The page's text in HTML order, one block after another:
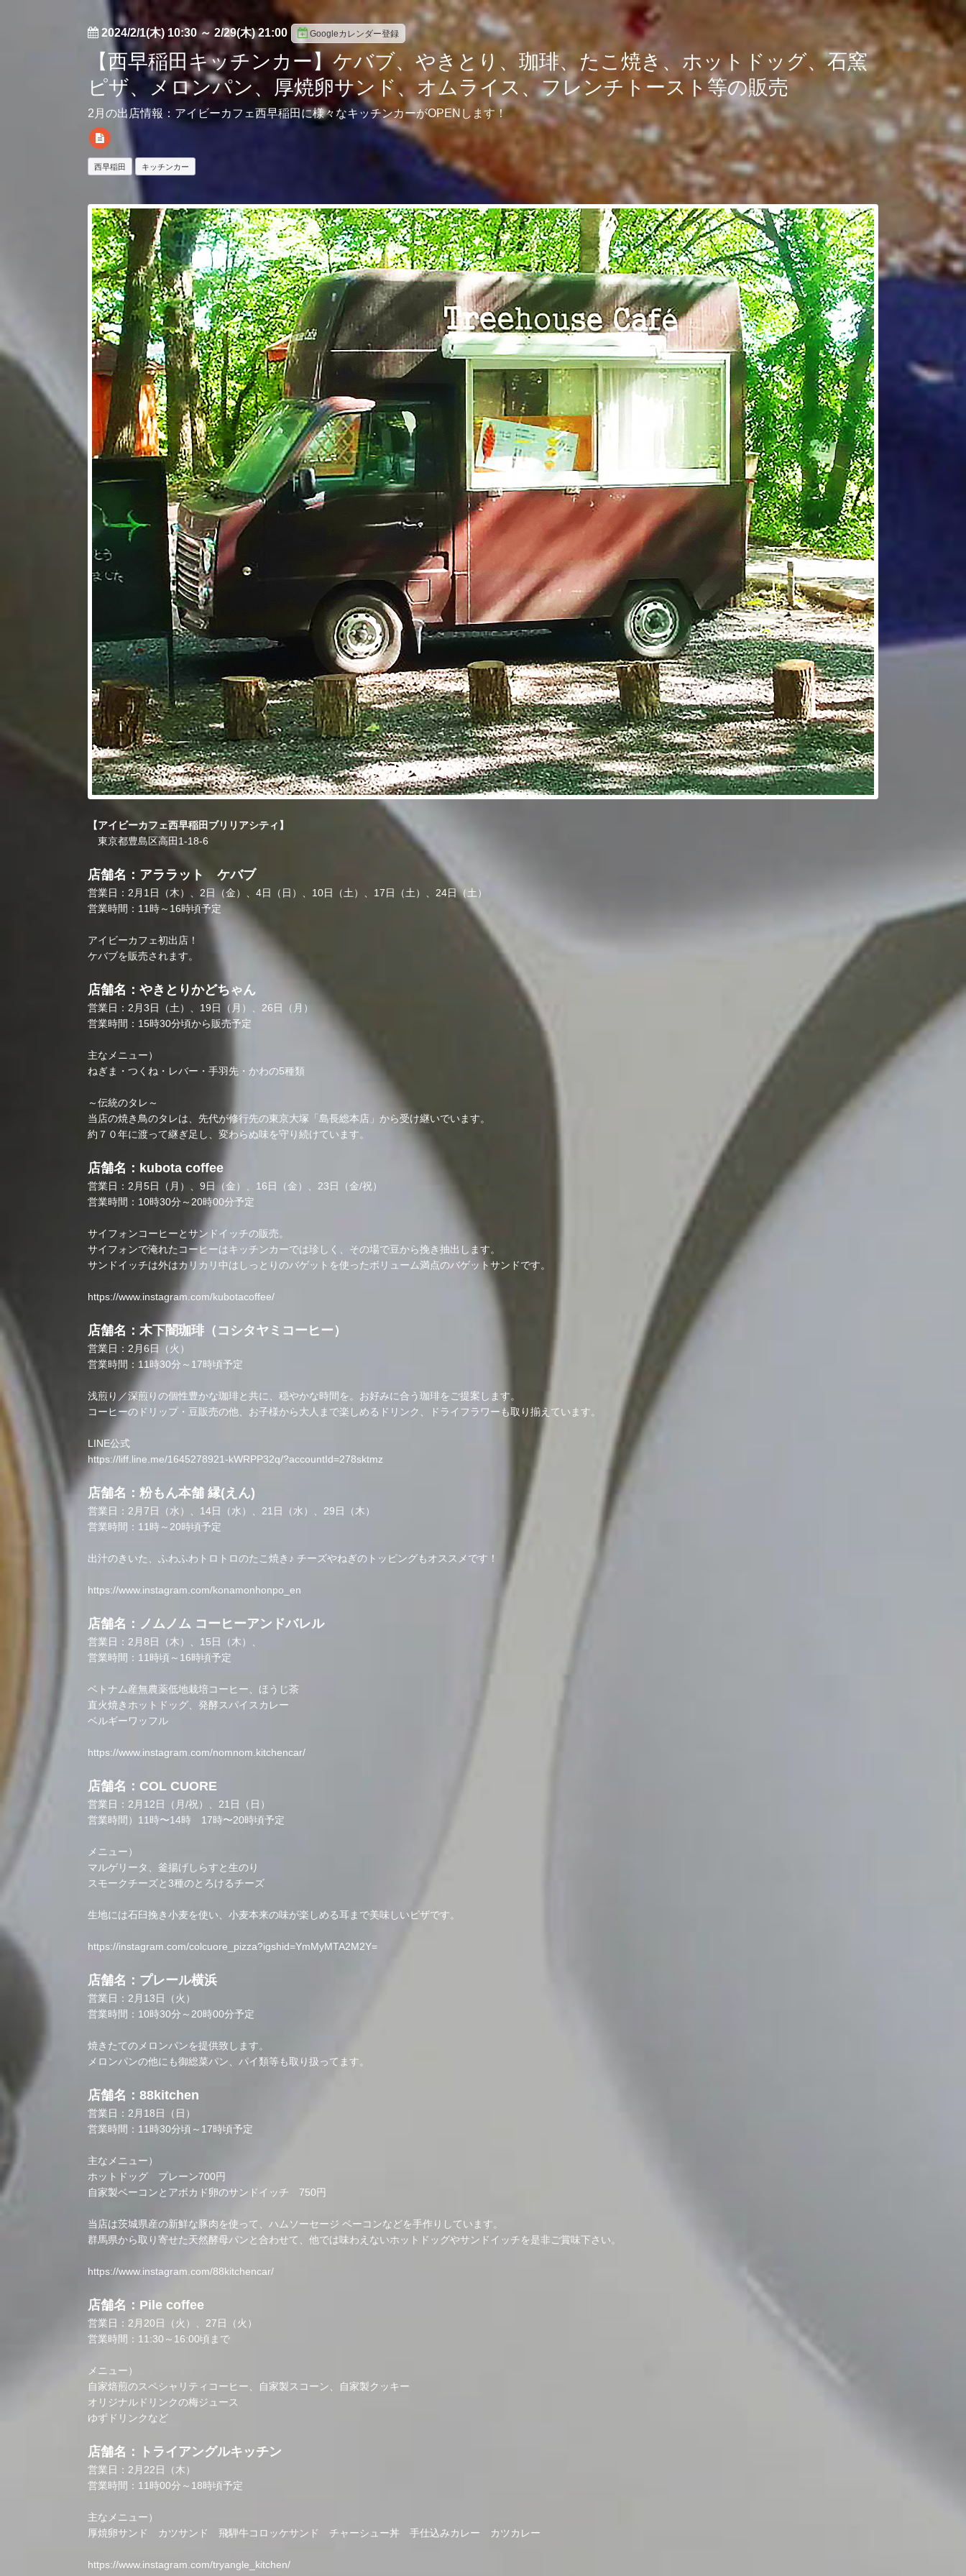
2024/2/1(木) 10:30～ 2/29(木) 21:00 Googleカレンダー登録
【西早稲田キッチンカー】ケバブ、やきとり、珈琲、たこ焼き、ホットドッグ、石窯
ピザ、メロンパン、厚焼卵サンド、オムライス、フレンチトースト等の販売
2月の出店情報：アイビーカフェ西早稲田に様々なキッチンカーがOPENします！
西早稲田 キッチンカー
【アイビーカフェ西早稲田ブリリアシティ】
東京都豊島区高田1-18-6
店舗名：アララット ケバブ
営業日：2月1日（木）、2日（金）、4日（日）、10日（土）、17日（土）、24日（土）
営業時間：11時～16時頃予定
アイビーカフェ初出店！
ケバブを販売されます。
店舗名：やきとりかどちゃん
営業日：2月3日（土）、19日（月）、26日（月）
営業時間：15時30分頃から販売予定
主なメニュー）
ねぎま・つくね・レバー・手羽先・かわの5種類
～伝統のタレ～
当店の焼き鳥のタレは、先代が修行先の東京大塚「島長総本店」から受け継いでいます。
約７０年に渡って継ぎ足し、変わらぬ味を守り続けています。
店舗名：kubota coffee
営業日：2月5日（月）、9日（金）、16日（金）、23日（金/祝）
営業時間：10時30分～20時00分予定
サイフォンコーヒーとサンドイッチの販売。
サイフォンで淹れたコーヒーはキッチンカーでは珍しく、その場で豆から挽き抽出します。
サンドイッチは外はカリカリ中はしっとりのバゲットを使ったボリューム満点のバゲットサンドです。
https://www.instagram.com/kubotacoffee/
店舗名：木下闇珈琲（コシタヤミコーヒー）
営業日：2月6日（火）
営業時間：11時30分～17時頃予定
浅煎り／深煎りの個性豊かな珈琲と共に、穏やかな時間を。お好みに合う珈琲をご提案します。
コーヒーのドリップ・豆販売の他、お子様から大人まで楽しめるドリンク、ドライフラワーも取り揃えています。
LINE公式
https://liff.line.me/1645278921-kWRPP32q/?accountId=278sktmz
店舗名：粉もん本舗 縁(えん)
営業日：2月7日（水）、14日（水）、21日（水）、29日（木）
営業時間：11時～20時頃予定
出汁のきいた、ふわふわトロトロのたこ焼き♪ チーズやねぎのトッピングもオススメです！
https://www.instagram.com/konamonhonpo_en
店舗名：ノムノム コーヒーアンドバレル
営業日：2月8日（木）、15日（木）、
営業時間：11時頃～16時頃予定
ベトナム産無農薬低地栽培コーヒー、ほうじ茶
直火焼きホットドッグ、発酵スパイスカレー
ベルギーワッフル
https://www.instagram.com/nomnom.kitchencar/
店舗名：COL CUORE
営業日：2月12日（月/祝）、21日（日）
営業時間）11時〜14時 17時〜20時頃予定
メニュー）
マルゲリータ、釜揚げしらすと生のり
スモークチーズと3種のとろけるチーズ
生地には石臼挽き小麦を使い、小麦本来の味が楽しめる耳まで美味しいピザです。
https://instagram.com/colcuore_pizza?igshid=YmMyMTA2M2Y=
店舗名：プレール横浜
営業日：2月13日（火）
営業時間：10時30分～20時00分予定
焼きたてのメロンパンを提供致します。
メロンパンの他にも御総菜パン、パイ類等も取り扱ってます。
店舗名：88kitchen
営業日：2月18日（日）
営業時間：11時30分頃～17時頃予定
主なメニュー）
ホットドッグ プレーン700円
自家製ベーコンとアボカド卵のサンドイッチ 750円
当店は茨城県産の新鮮な豚肉を使って、ハムソーセージ ベーコンなどを手作りしています。
群馬県から取り寄せた天然酵母パンと合わせて、他では味わえないホットドッグやサンドイッチを是非ご賞味下さい。
https://www.instagram.com/88kitchencar/
店舗名：Pile coffee
営業日：2月20日（火）、27日（火）
営業時間：11:30～16:00頃まで
メニュー）
自家焙煎のスペシャリティコーヒー、自家製スコーン、自家製クッキー
オリジナルドリンクの梅ジュース
ゆずドリンクなど
店舗名：トライアングルキッチン
営業日：2月22日（木）
営業時間：11時00分～18時頃予定
主なメニュー）
厚焼卵サンド カツサンド 飛騨牛コロッケサンド チャーシュー丼 手仕込みカレー カツカレー
https://www.instagram.com/tryangle_kitchen/